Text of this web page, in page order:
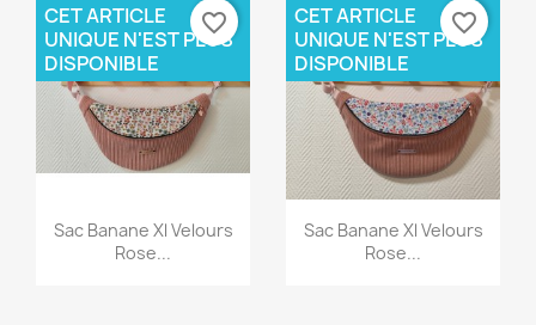
Aperçu rapide
Sac Banane Xl Velours
Rose...
CET ARTICLE
UNIQUE N'EST PLUS
DISPONIBLE
favorite_border
Aperçu rapide
Sac Banane Xl Velours
Rose...
CET ARTICLE
UNIQUE N'EST PLUS
DISPONIBLE
favorite_border